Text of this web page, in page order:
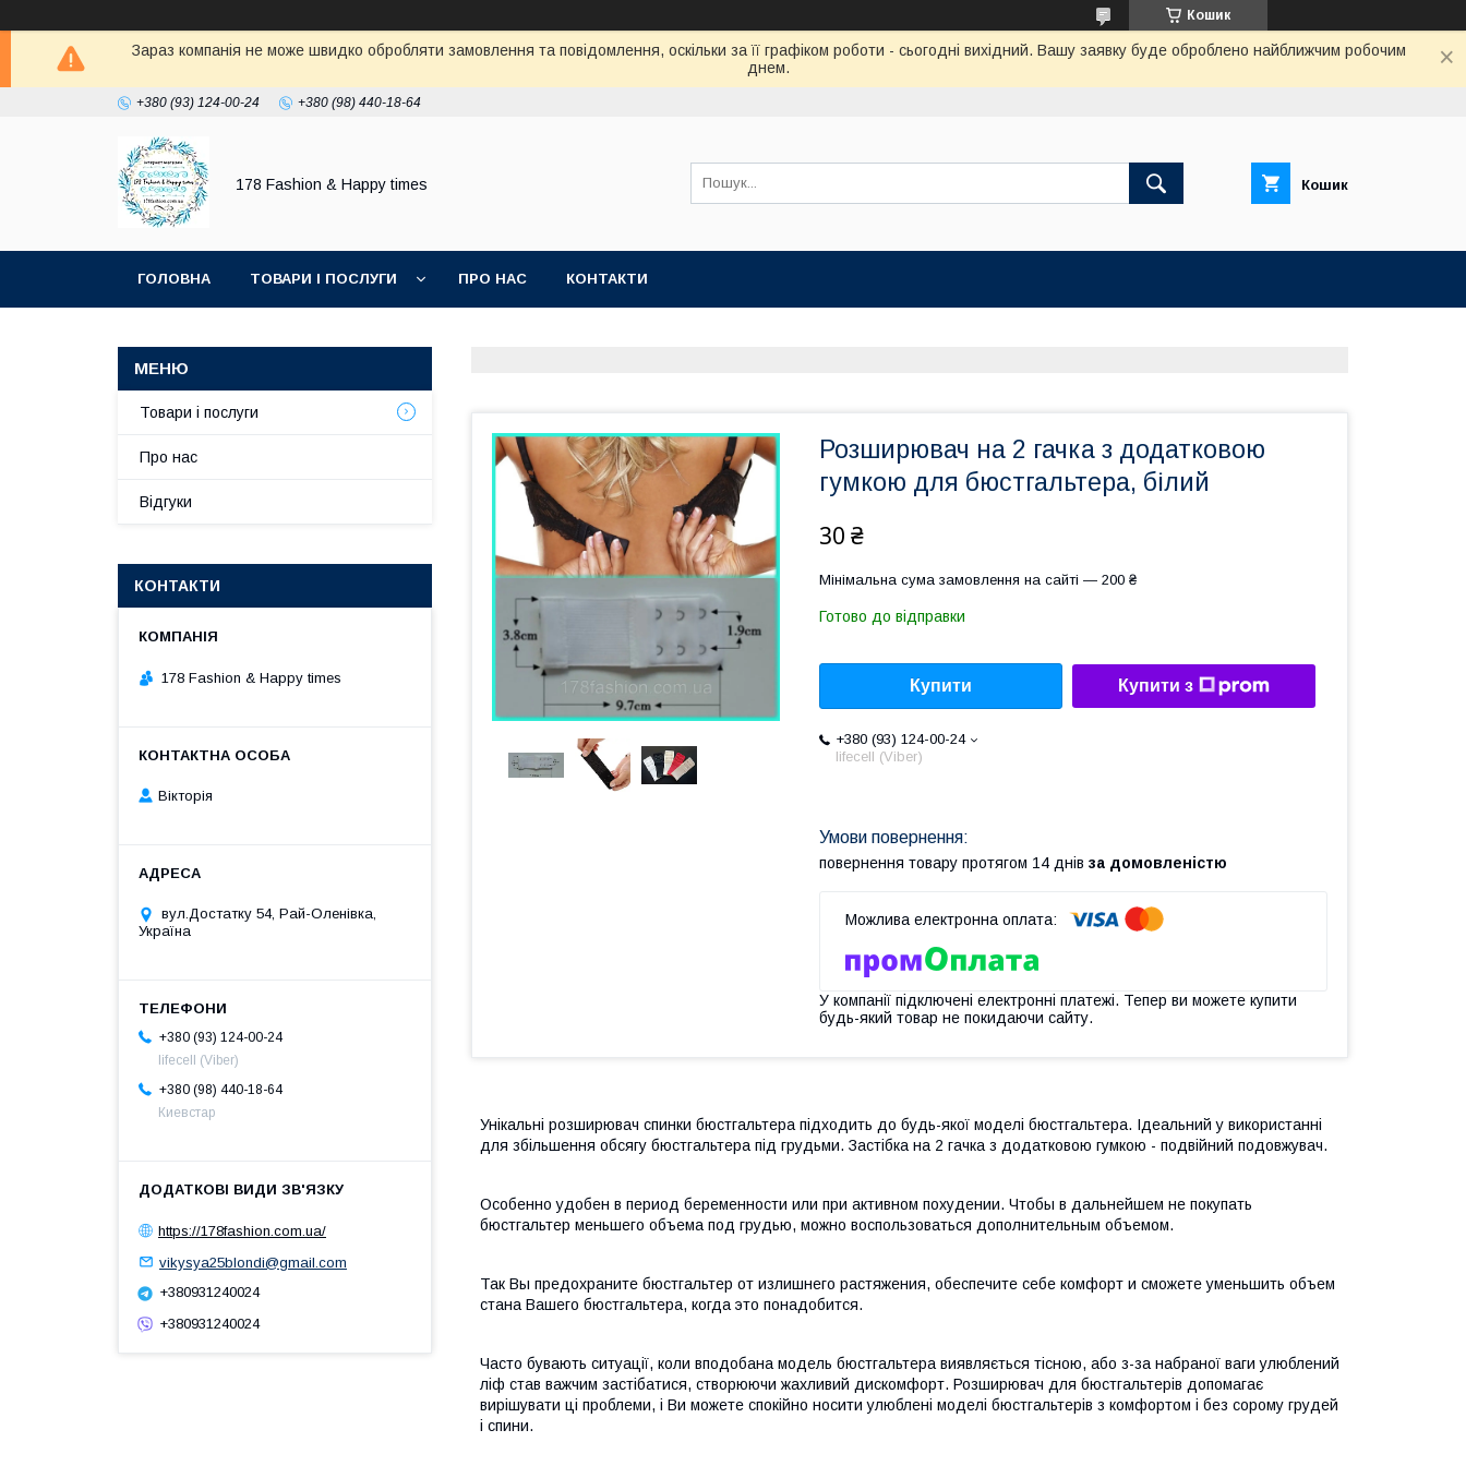
Кошик
Зараз компанія не може швидко обробляти замовлення та повідомлення, оскільки за її графіком роботи - сьогодні вихідний. Вашу заявку буде оброблено найближчим робочим
днем.
+380 (93) 124-00-24 +380 (98) 440-18-64
178 Fashion & Happy times Кошик
ГОЛОВНА ТОВАРИ І ПОСЛУГИ ПРО НАС КОНТАКТИ
Розширювач на 2 гачка з додатковою
гумкою для бюстгальтера, білий
30 ₴
Мінімальна сума замовлення на сайті — 200 ₴
Готово до відправки
Купити Купити з
+380 (93) 124-00-24
lifecell (Viber)
повернення товару протягом 14 днів за домовленістю
У компанії підключені електронні платежі. Тепер ви можете купити
будь-який товар не покидаючи сайту.
Унікальні розширювач спинки бюстгальтера підходить до будь-якої моделі бюстгальтера. Ідеальний у використанні
для збільшення обсягу бюстгальтера під грудьми. Застібка на 2 гачка з додатковою гумкою - подвійний подовжувач.
Особенно удобен в период беременности или при активном похудении. Чтобы в дальнейшем не покупать
бюстгальтер меньшего объема под грудью, можно воспользоваться дополнительным объемом.
Так Вы предохраните бюстгальтер от излишнего растяжения, обеспечите себе комфорт и сможете уменьшить объем
стана Вашего бюстгальтера, когда это понадобится.
Часто бувають ситуації, коли вподобана модель бюстгальтера виявляється тісною, або з-за набраної ваги улюблений
ліф став важчим застібатися, створюючи жахливий дискомфорт. Розширювач для бюстгальтерів допомагає
вирішувати ці проблеми, і Ви можете спокійно носити улюблені моделі бюстгальтерів з комфортом і без сорому грудей
і спини.
Товари і послуги
Про нас
Відгуки
КОНТАКТИ
178 Fashion & Happy times
Вікторія
вул.Достатку 54, Рай-Оленівка,
Україна
+380 (93) 124-00-24
lifecell (Viber)
+380 (98) 440-18-64
Киевстар
https://178fashion.com.ua/
vikysya25blondi@gmail.com
+380931240024
+380931240024